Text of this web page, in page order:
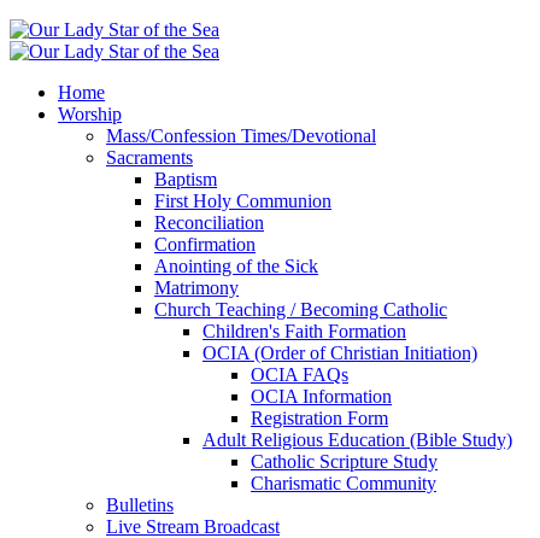
Home
Worship
Mass/Confession Times/Devotional
Sacraments
Baptism
First Holy Communion
Reconciliation
Confirmation
Anointing of the Sick
Matrimony
Church Teaching / Becoming Catholic
Children's Faith Formation
OCIA (Order of Christian Initiation)
OCIA FAQs
OCIA Information
Registration Form
Adult Religious Education (Bible Study)
Catholic Scripture Study
Charismatic Community
Bulletins
Live Stream Broadcast